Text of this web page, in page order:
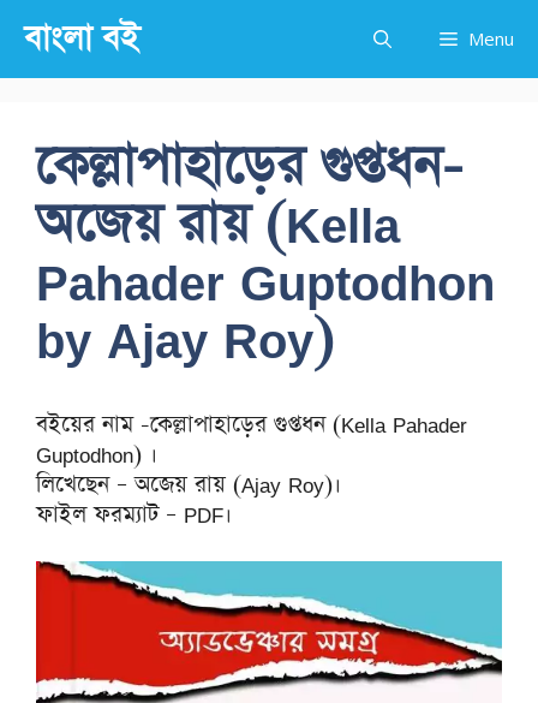
content
বাংলা বই Menu
কেল্লাপাহাড়ের গুপ্তধন-
অজেয় রায় (Kella
Pahader Guptodhon
by Ajay Roy)
বইয়ের নাম -কেল্লাপাহাড়ের গুপ্তধন (Kella Pahader
Guptodhon) ।
লিখেছেন – অজেয় রায় (Ajay Roy)।
ফাইল ফরম্যাট – PDF।